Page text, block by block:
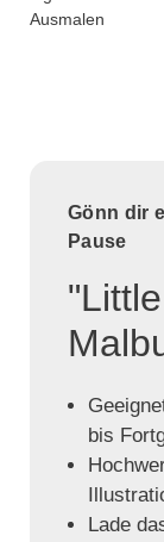
Ausmalen
Gönn dir
Pause
bis
Lade